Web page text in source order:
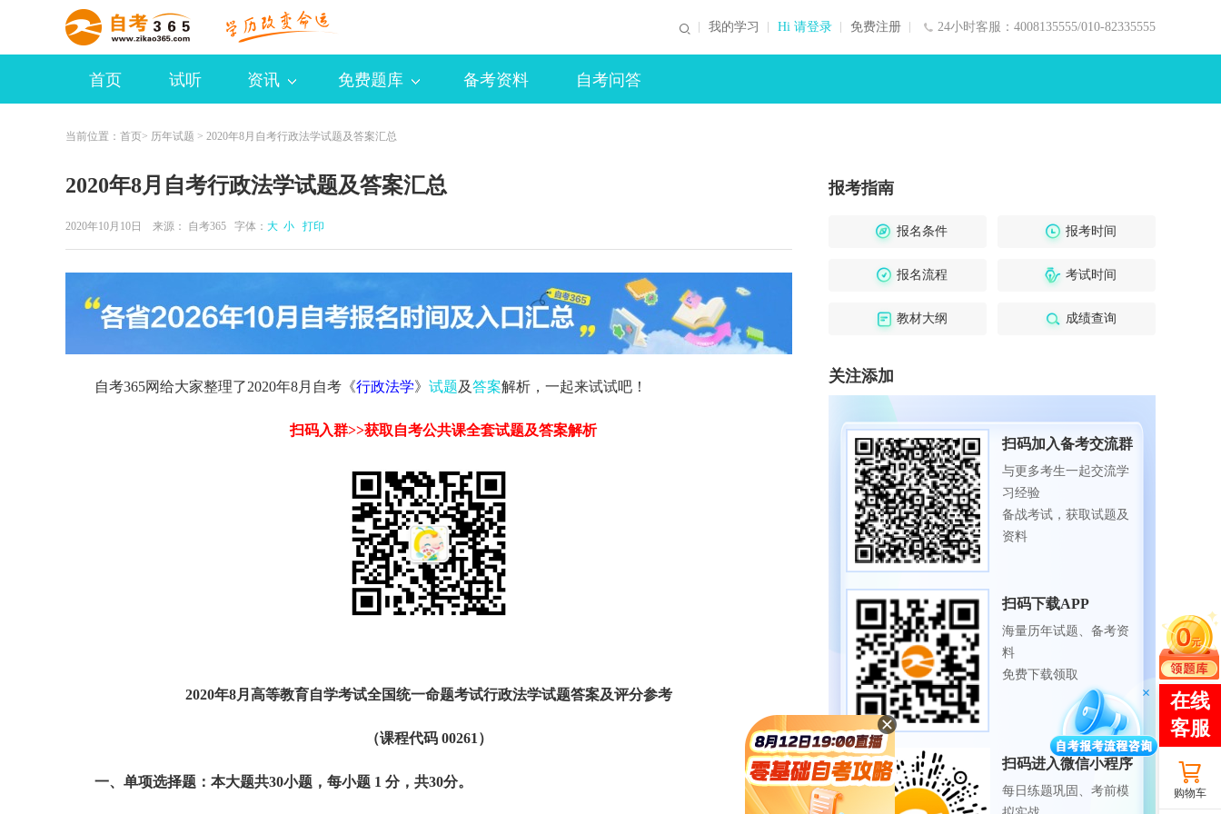
24小时客服：4008135555/010-82335555
我的学习 Hi 请登录 免费注册
首页 试听 资讯 免费题库 备考资料 自考问答
当前位置： 首页> 历年试题 > 2020年8月自考行政法学试题及答案汇总
2020年8月自考行政法学试题及答案汇总
2020年10月10日 来源： 自考365 字体： 大 小 打印
自考365网给大家整理了2020年8月自考《行政法学》 试题及答案解析，一起来试试吧！
扫码入群>>获取自考公共课全套试题及答案解析
2020年8月高等教育自学考试全国统一命题考试行政法学试题答案及评分参考
（课程代码 00261）
一、单项选择题：本大题共30小题，每小题 1 分，共30分。
报考指南
报名条件 报考时间
报名流程 考试时间
教材大纲 成绩查询
关注添加
扫码加入备考交流群
与更多考生一起交流学
习经验
备战考试，获取试题及
资料
扫码下载APP
海量历年试题、备考资
料
免费下载领取
扫码进入微信小程序
每日练题巩固、考前模
购物车